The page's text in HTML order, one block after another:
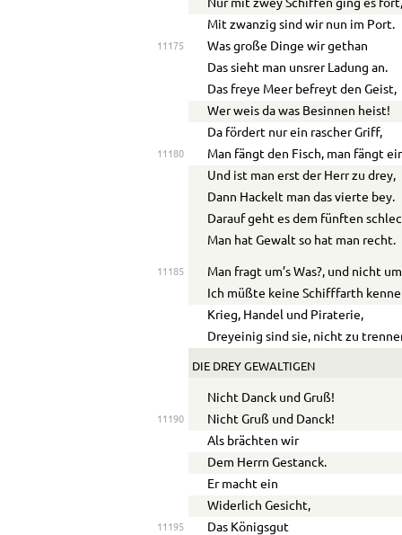
Nur mit zwey Schiffen ging es
Mit zwanzig sind wir nun im Port.
11175
Was große Dinge wir gethan
Das sieht man unsrer Ladung an.
Das freye Meer befreyt den Geist,
Wer weis da was Besinnen heist!
Da fördert nur ein rascher Griff,
11180
Man fängt den Fisch, man fängt
Und ist man erst der Herr zu drey,
Dann Hackelt man das vierte bey.
Darauf geht es dem fünften
Man hat Gewalt so hat man recht.
11185
Man fragt um’s Was?, und nicht
Ich müßte keine Schifffarth
Krieg, Handel und Piraterie,
Dreyeinig sind sie, nicht zu
DIE DREY GEWALTIGEN
Nicht Danck und Gruß!
11190
Nicht Gruß und Danck!
Als brächten wir
Dem Herrn Gestanck.
Er macht ein
Widerlich Gesicht,
11195 Das Königsgut